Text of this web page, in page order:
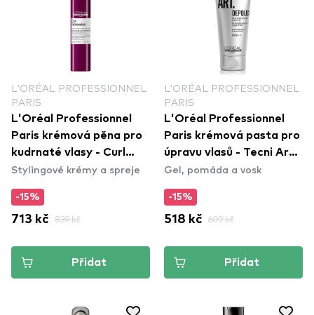
L'ORÉAL PROFESSIONNEL
PARIS
L'Oréal Professionnel
Paris krémová pěna pro
kudrnaté vlasy - Curl
Expression 10-In-1 ​
Stylingové krémy a spreje
-15%
713 kč 839 kč
Přidat
L'ORÉAL PROFESSIONNEL
PARIS
L'Oréal Professionnel
Paris krémová pasta pro
úpravu vlasů - Tecni Art
Depolish
Gel, pomáda a vosk
-15%
518 kč 609 kč
Přidat